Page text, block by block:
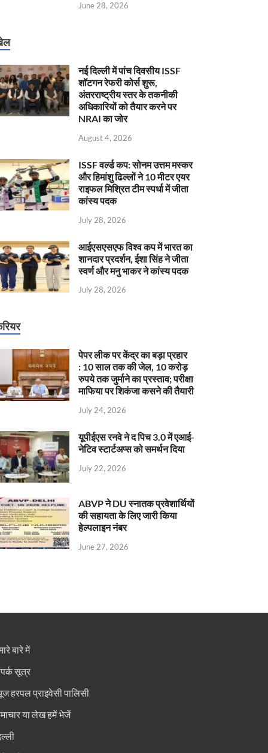
June 28, 2026
नई दिल्ली में पांच दिवसीय ISSF
शॉटगन रेफरी कोर्स शुरू,
अंतरराष्ट्रीय स्तर के तकनीकी
अधिकारियों को तैयार करने पर
NRAI का जोर
August 4, 2026
ISSF वर्ल्ड कप: सोनम उत्तम मस्कर
और हिमांशु ढिल्लों ने 10 मीटर एयर
राइफल मिश्रित टीम स्पर्धा में जीता
कांस्य पदक
July 28, 2026
आईएसएसएफ विश्व कप में भारत का
शानदार प्रदर्शन, ईशा सिंह ने जीता
स्वर्ण और मनु भाकर ने कांस्य पदक
July 28, 2026
पेपर लीक पर केंद्र का बड़ा प्रहार
: 10 साल तक की जेल, 10 करोड़
रुपये तक जुर्माने का प्रस्ताव; परीक्षा
माफिया पर शिकंजा कसने की तैयारी
July 24, 2026
यूपीईएस रनवे ने द पिच 3.0 में एआई-
नेटिव स्टार्टअप्स को समर्थन दिया
July 22, 2026
ABVP ने DU स्नातक प्रवेशार्थियों
की सहायता के लिए जारी किया
हेल्पलाइन नंबर
June 27, 2026
बारे में
सूत्र
हरपल प्राइवेसी पालिसी
या लेख हमें भेजें